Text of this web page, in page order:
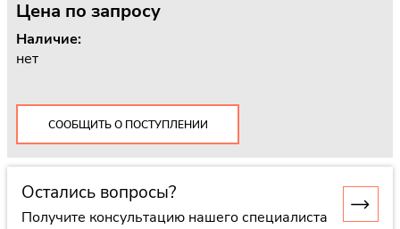
Цена по запросу
Наличие:
нет
СООБЩИТЬ О ПОСТУПЛЕНИИ
Остались вопросы?
Получите консультацию нашего специалиста